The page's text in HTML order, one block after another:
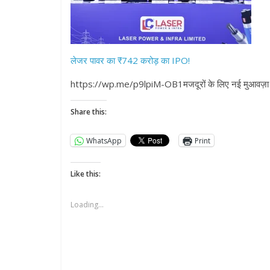
लेजर पावर का ₹742 करोड़ का IPO!
https://wp.me/p9lpiM-OB1मजदूरों के लिए नई मुआवज़ा
Share this:
WhatsApp Print
Like this:
Loading...